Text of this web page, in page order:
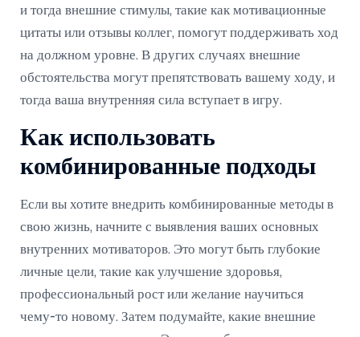
и тогда внешние стимулы, такие как мотивационные
цитаты или отзывы коллег, помогут поддерживать ход
на должном уровне. В других случаях внешние
обстоятельства могут препятствовать вашему ходу, и
тогда ваша внутренняя сила вступает в игру.
Как использовать
комбинированные подходы
Если вы хотите внедрить комбинированные методы в
свою жизнь, начните с выявления ваших основных
внутренних мотиваторов. Это могут быть глубокие
личные цели, такие как улучшение здоровья,
профессиональный рост или желание научиться
чему-то новому. Затем подумайте, какие внешние